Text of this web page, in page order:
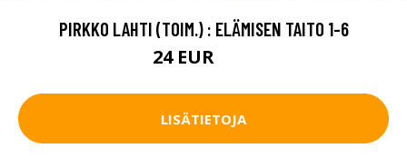
PIRKKO LAHTI (TOIM.) : ELÄMISEN TAITO 1-6
24 EUR
LISÄTIETOJA